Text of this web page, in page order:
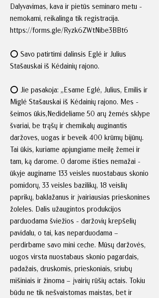
Dalyvavimas, kava ir pietūs seminaro metu -
nemokami, reikalinga tik registracija.
https://forms.gle/Ryzk6ZWtNibe3BBt6
⭕️ Savo patirtimi dalinsis Eglė ir Julius
Stašauskai iš Kėdainių rajono.
⭕️ Jie pasakoja: „Esame Eglė, Julius, Emilis ir
Miglė Stašauskai iš Kėdainių rajono. Mes -
šeimos ūkis,Nedideliame 50 arų žemės sklype
švariai, be trąšų ir chemikalų auginantis
daržoves, uogas ir beveik 400 krūmų bijūnų.
Tai ūkis, kuriame apjungiame meilę žemei ir
tam, ką darome. O darome išties nemažai -
ūkyje auginame 133 veisles nuostabaus skonio
pomidorų, 33 veisles bazilikų, 18 veislių
paprikų, baklažanus ir įvairiausias prieskonines
žoleles. Dalis užaugintos produkcijos
parduodama šviežios - daržovių krepšelių
pavidalu, o tai, kas neparduodama –
perdirbame savo mini ceche. Mūsų daržovės,
uogos virsta nuostabaus skonio pagardais,
padažais, druskomis, prieskoniais, sriubų
mišiniais ir žinoma – įvairių rūšių actais. Tokiu
būdu ne tik nešvaistomas maistas, bet ir